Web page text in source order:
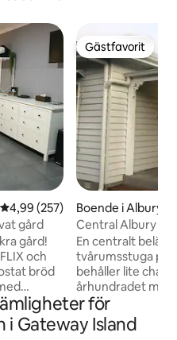
4,99 av 5 i genomsnittligt
4,99 (257)
gård
gård!
och
bröd
spishäll,
I ett
Gästfavorit
Gästfavorit
Boende i Albury
Central Albury
promenad till
En centralt
tvårumsstuga på
behåller lite
århundradet men
Perfekt för dem
arbete, perfekt
för
i Gateway Island